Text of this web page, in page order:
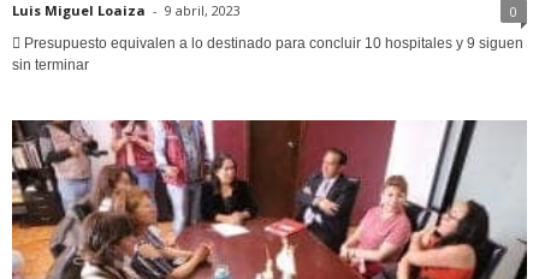
Luis Miguel Loaiza - 9 abril, 2023 0
 Presupuesto equivalen a lo destinado para concluir 10 hospitales y 9 siguen
sin terminar